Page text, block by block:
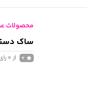
محصولات
ساک
0 از 0 رای